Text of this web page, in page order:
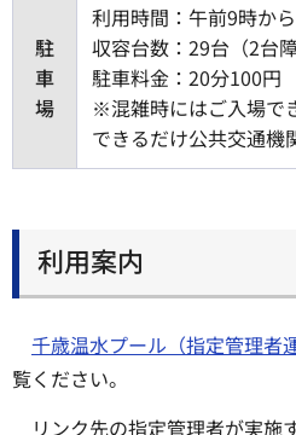
駐
車
場
利用時間：午前9時か
収容台数：29台（2台
駐車料金：20分100円
※混雑時にはご入場で
できるだけ公共交通機
利用案内
千歳温水プール（指定管理者
覧ください。
リンク先の指定管理者が実施